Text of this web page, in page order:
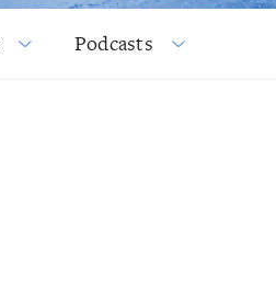
Podcasts